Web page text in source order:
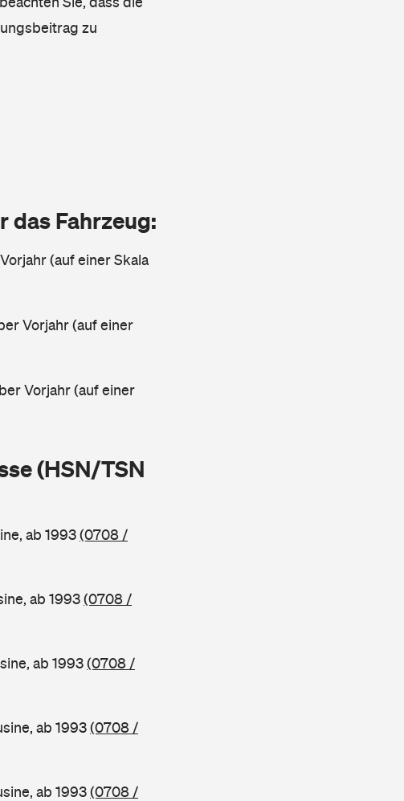
zu
das Fahrzeug:
(auf einer Skala
Vorjahr (auf einer
Vorjahr (auf einer
(HSN/TSN
ab 1993(0708 /
ab 1993(0708 /
ab 1993(0708 /
ab 1993(0708 /
ab 1993(0708 /